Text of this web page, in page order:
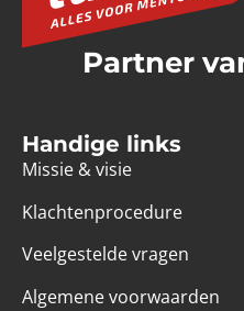
Partner
Handige links
Missie & visie
Klachtenprocedure
Veelgestelde vragen
Algemene voorwaarden